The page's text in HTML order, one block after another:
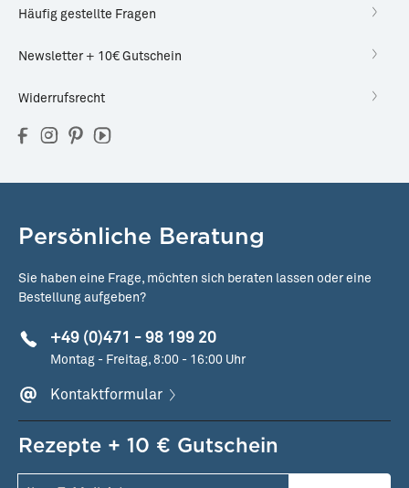
Häufig gestellte Fragen
Newsletter + 10€ Gutschein
Widerrufsrecht
Persönliche Beratung
Sie haben eine Frage, möchten sich beraten lassen oder eine
Bestellung aufgeben?
+49 (0)471 - 98 199 20
Montag - Freitag, 8:00 - 16:00 Uhr
Kontaktformular
Rezepte + 10 € Gutschein